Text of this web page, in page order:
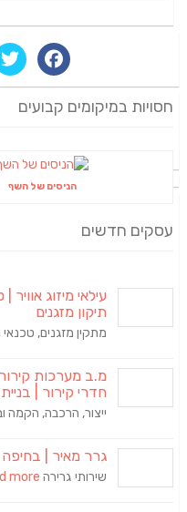
חסויות במיקומים קבועים
הניסים של השף
עסקים חדשים
עילאי מיזוג אוויר
תיקון מזגנים
מתקין מזגנים, טכנאי
מ.ב מערכות
חדרי קירור |
ייצור, הרכבה, הקמה
גרר מאיר | בחיפה
שירותי גרירה [...]